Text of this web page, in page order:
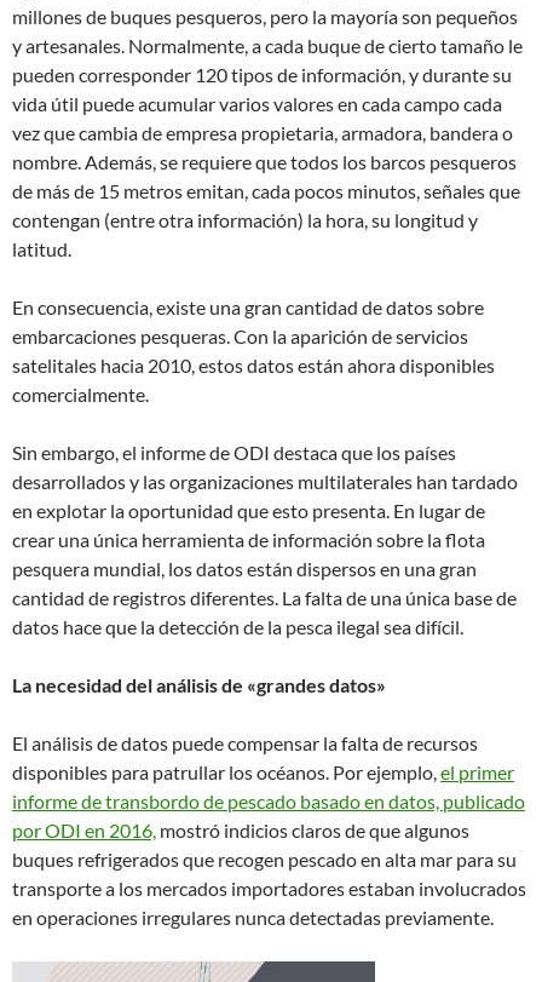
millones de buques pesqueros, pero la mayoría son pequeños
y artesanales. Normalmente, a cada buque de cierto tamaño le
pueden corresponder 120 tipos de información, y durante su
vida útil puede acumular varios valores en cada campo cada
vez que cambia de empresa propietaria, armadora, bandera o
nombre. Además, se requiere que todos los barcos pesqueros
de más de 15 metros emitan, cada pocos minutos, señales que
contengan (entre otra información) la hora, su longitud y
latitud.
En consecuencia, existe una gran cantidad de datos sobre
embarcaciones pesqueras. Con la aparición de servicios
satelitales hacia 2010, estos datos están ahora disponibles
comercialmente.
Sin embargo, el informe de ODI destaca que los países
desarrollados y las organizaciones multilaterales han tardado
en explotar la oportunidad que esto presenta. En lugar de
crear una única herramienta de información sobre la flota
pesquera mundial, los datos están dispersos en una gran
cantidad de registros diferentes. La falta de una única base de
datos hace que la detección de la pesca ilegal sea difícil.
La necesidad del análisis de «grandes datos»
El análisis de datos puede compensar la falta de recursos
disponibles para patrullar los océanos. Por ejemplo,el primer
informe de transbordo de pescado basado en datos, publicado
por ODI en 2016, mostró indicios claros de que algunos
buques refrigerados que recogen pescado en alta mar para su
transporte a los mercados importadores estaban involucrados
en operaciones irregulares nunca detectadas previamente.